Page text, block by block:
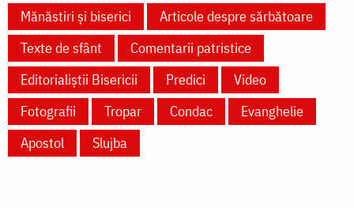
Mănăstiri și biserici
Articole despre sărbătoare
Texte de sfânt
Comentarii patristice
Editorialiștii Bisericii
Predici
Video
Fotografii
Tropar Condac
Evanghelie
Apostol
Slujba